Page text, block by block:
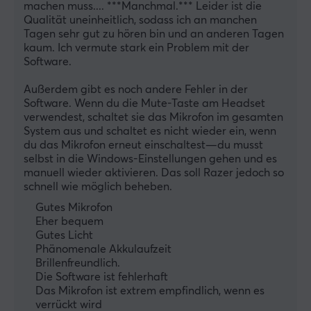
machen muss.... ***Manchmal.*** Leider ist die
Qualität uneinheitlich, sodass ich an manchen
Tagen sehr gut zu hören bin und an anderen Tagen
kaum. Ich vermute stark ein Problem mit der
Software.
Außerdem gibt es noch andere Fehler in der
Software. Wenn du die Mute-Taste am Headset
verwendest, schaltet sie das Mikrofon im gesamten
System aus und schaltet es nicht wieder ein, wenn
du das Mikrofon erneut einschaltest—du musst
selbst in die Windows-Einstellungen gehen und es
manuell wieder aktivieren. Das soll Razer jedoch so
schnell wie möglich beheben.
Gutes Mikrofon
Eher bequem
Gutes Licht
Phänomenale Akkulaufzeit
Brillenfreundlich.
Die Software ist fehlerhaft
Das Mikrofon ist extrem empfindlich, wenn es
verrückt wird